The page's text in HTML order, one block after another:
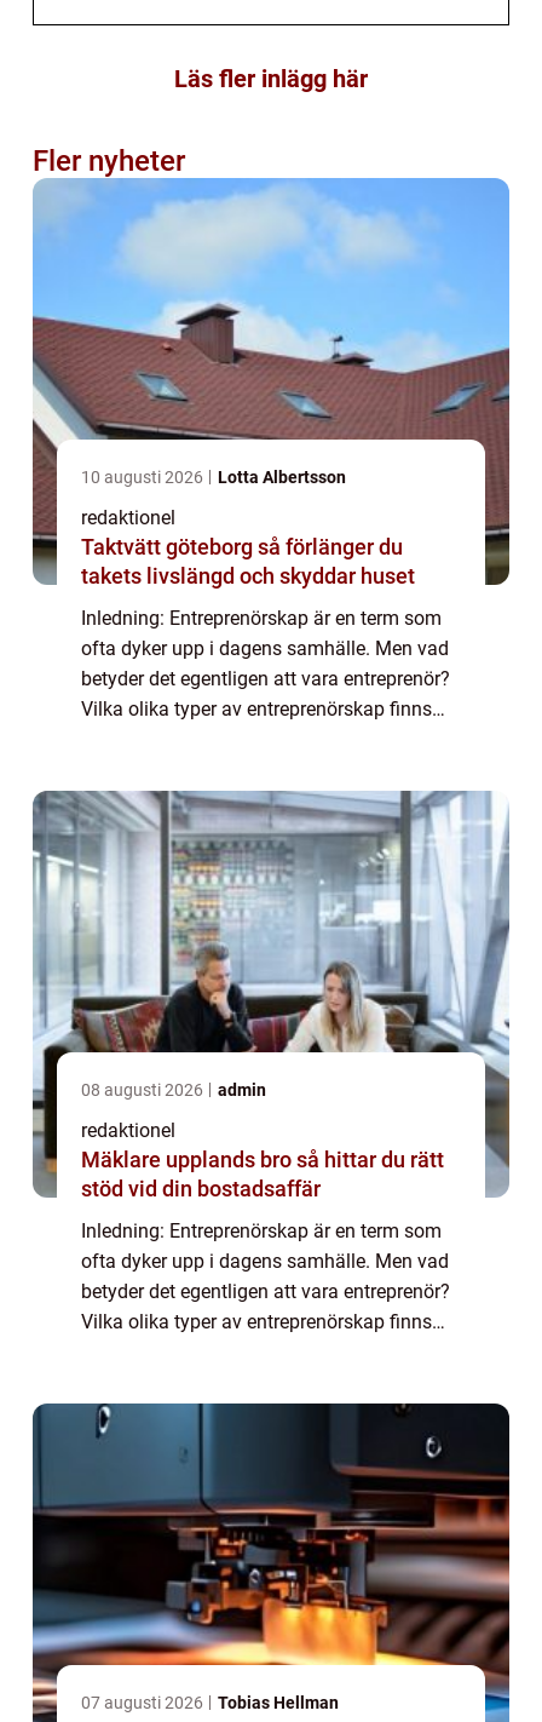
Läs fler inlägg här
Fler nyheter
10 augusti 2026 Lotta Albertsson
redaktionel
Taktvätt göteborg så förlänger du
takets livslängd och skyddar huset
Inledning: Entreprenörskap är en term som
ofta dyker upp i dagens samhälle. Men vad
betyder det egentligen att vara entreprenör?
Vilka olika typer av entreprenörskap finns
08 augusti 2026 admin
redaktionel
Mäklare upplands bro så hittar du rätt
stöd vid din bostadsaffär
Inledning: Entreprenörskap är en term som
ofta dyker upp i dagens samhälle. Men vad
betyder det egentligen att vara entreprenör?
Vilka olika typer av entreprenörskap finns
07 augusti 2026 Tobias Hellman